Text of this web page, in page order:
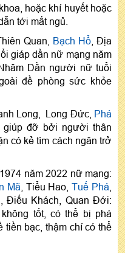
hoặc khí huyết hoặc
tới mất ngủ.
Quan, Bạch Hổ , Địa
giáp dần nữ mạng năm
Dần người nữ tuổi
đề phòng sức khỏe
Long, Long Đức, Phá
giúp đỡ bởi người thân
có kẻ tìm cách ngăn trở
năm 2022 nữ mạng:
Mã , Tiểu Hao,Tuế Phá
Điếu Khách, Quan Đới:
tốt, có thể bị phá
tiền bạc, thậm chí có thể